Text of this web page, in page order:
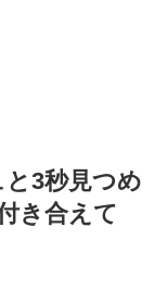
3秒見つめ
き合えて